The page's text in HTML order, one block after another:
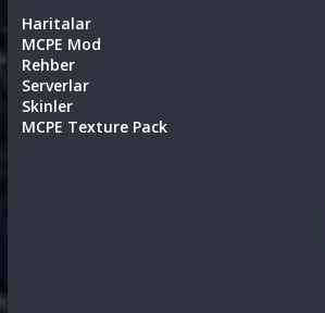
Haritalar
MCPE Mod
Rehber
Serverlar
Skinler
MCPE Texture Pack